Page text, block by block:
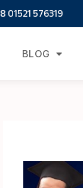
576319
BLOG